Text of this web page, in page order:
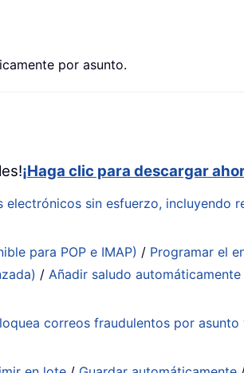
por asunto.
¡Haga clic para descargar
sin esfuerzo, incluyendo
para POP e IMAP) / Programar el
/Añadir saludo automáticamente
correos fraudulentos por